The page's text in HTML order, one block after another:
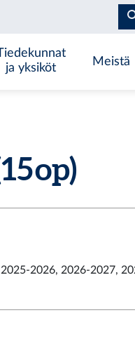
ja yksiköt
Meistä
op)
2026, 2026-2027,